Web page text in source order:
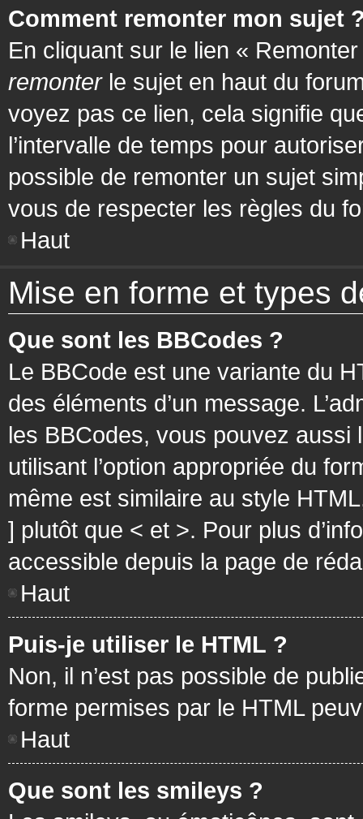
Comment remonter mon sujet
En cliquant sur le lien «
remonterle sujet en haut du
voyez pas ce lien, cela signifie
l’intervalle de temps pour
possible de remonter un sujet
vous de respecter les règles du
Haut
Mise en forme et types
Que sont les BBCodes ?
Le BBCode est une variante du
des éléments d’un message.
les BBCodes, vous pouvez
utilisant l’option appropriée du
même est similaire au style
] plutôt que < et >. Pour plus
accessible depuis la page de
Haut
Puis-je utiliser le HTML ?
Non, il n’est pas possible de
forme permises par le HTML
Haut
Que sont les smileys ?